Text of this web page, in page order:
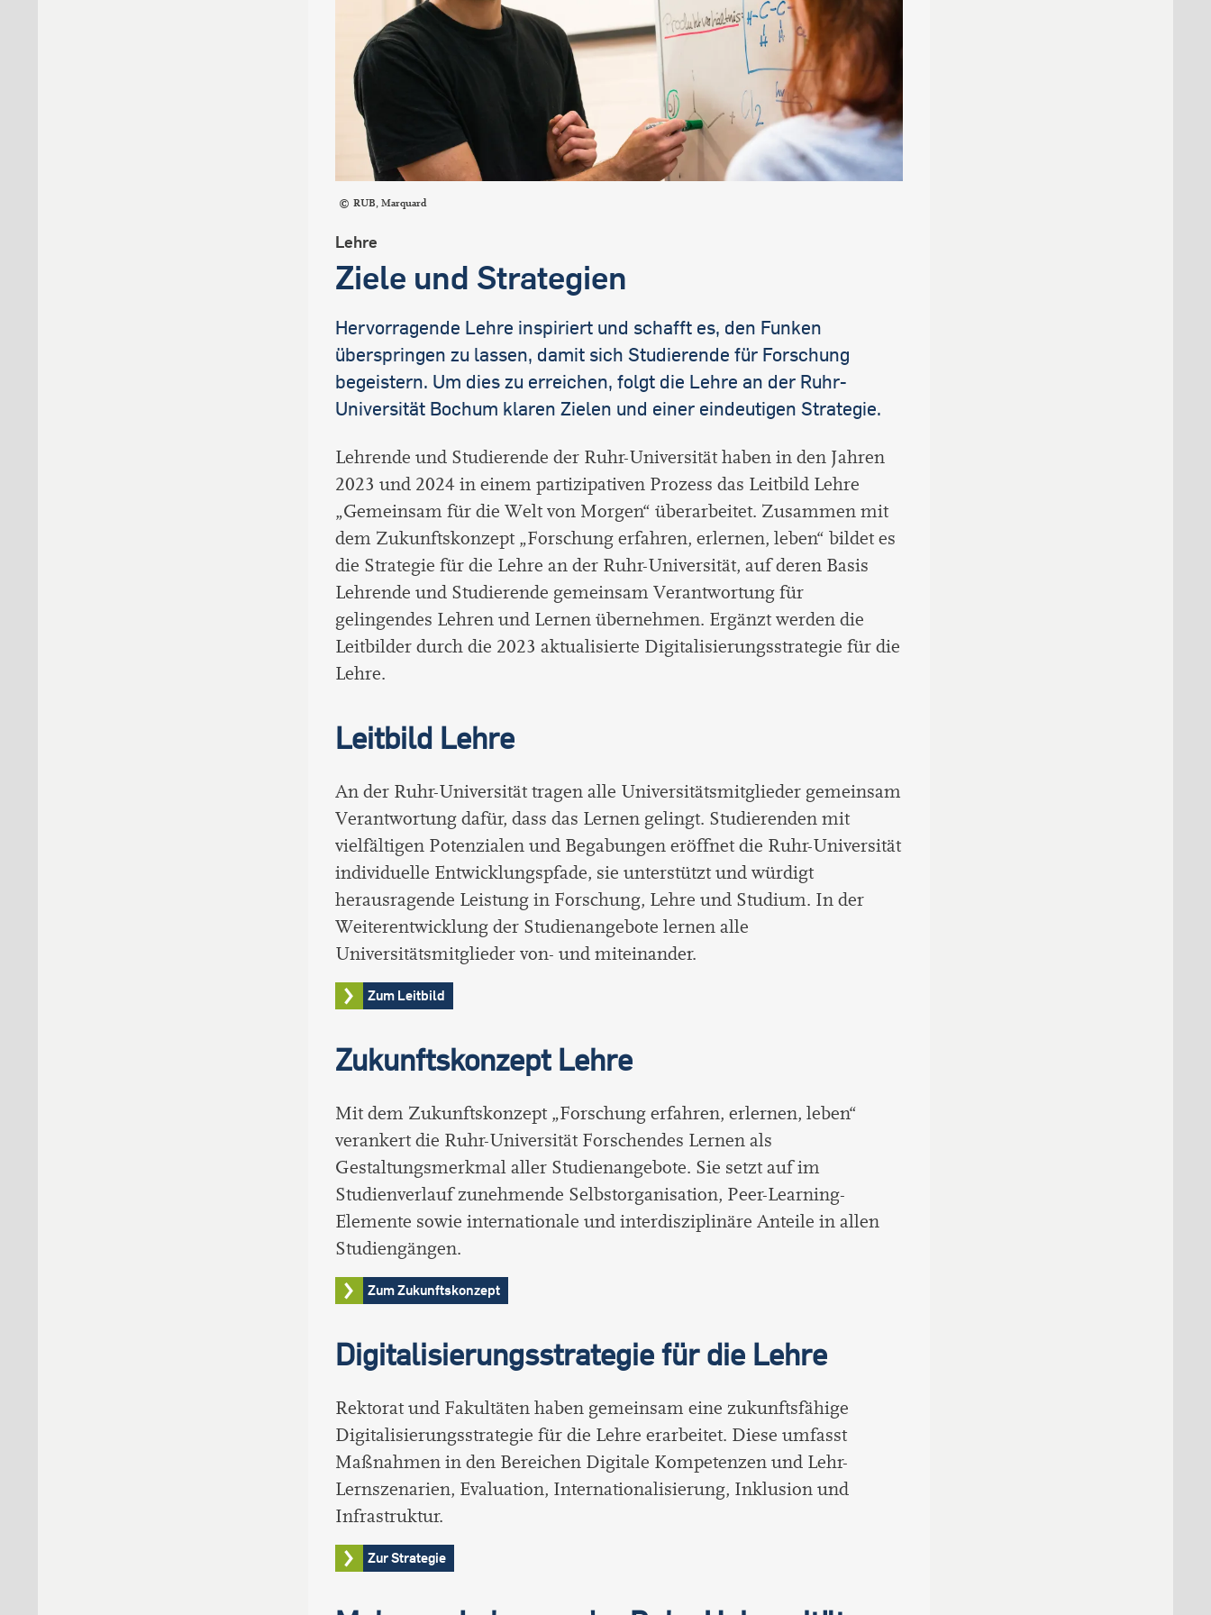
RUB, Marquard
Lehre
Ziele und Strategien
Hervorragende Lehre inspiriert und schafft es, den Funken
überspringen zu lassen, damit sich Studierende für Forschung
begeistern. Um dies zu erreichen, folgt die Lehre an der Ruhr-
Universität Bochum klaren Zielen und einer eindeutigen Strategie.
Lehrende und Studierende der Ruhr-Universität haben in den Jahren
2023 und 2024 in einem partizipativen Prozess das Leitbild Lehre
„Gemeinsam für die Welt von Morgen“ überarbeitet. Zusammen mit
dem Zukunftskonzept „Forschung erfahren, erlernen, leben“ bildet es
die Strategie für die Lehre an der Ruhr-Universität, auf deren Basis
Lehrende und Studierende gemeinsam Verantwortung für
gelingendes Lehren und Lernen übernehmen. Ergänzt werden die
Leitbilder durch die 2023 aktualisierte Digitalisierungsstrategie für die
Lehre.
Leitbild Lehre
An der Ruhr-Universität tragen alle Universitätsmitglieder gemeinsam
Verantwortung dafür, dass das Lernen gelingt. Studierenden mit
vielfältigen Potenzialen und Begabungen eröffnet die Ruhr-Universität
individuelle Entwicklungspfade, sie unterstützt und würdigt
herausragende Leistung in Forschung, Lehre und Studium. In der
Weiterentwicklung der Studienangebote lernen alle
Universitätsmitglieder von- und miteinander.
Zum Leitbild
Zukunftskonzept Lehre
Mit dem Zukunftskonzept „Forschung erfahren, erlernen, leben“
verankert die Ruhr-Universität Forschendes Lernen als
Gestaltungsmerkmal aller Studienangebote. Sie setzt auf im
Studienverlauf zunehmende Selbstorganisation, Peer-Learning-
Elemente sowie internationale und interdisziplinäre Anteile in allen
Studiengängen.
Zum Zukunftskonzept
Digitalisierungsstrategie für die Lehre
Rektorat und Fakultäten haben gemeinsam eine zukunftsfähige
Digitalisierungsstrategie für die Lehre erarbeitet. Diese umfasst
Maßnahmen in den Bereichen Digitale Kompetenzen und Lehr-
Lernszenarien, Evaluation, Internationalisierung, Inklusion und
Infrastruktur.
Zur Strategie